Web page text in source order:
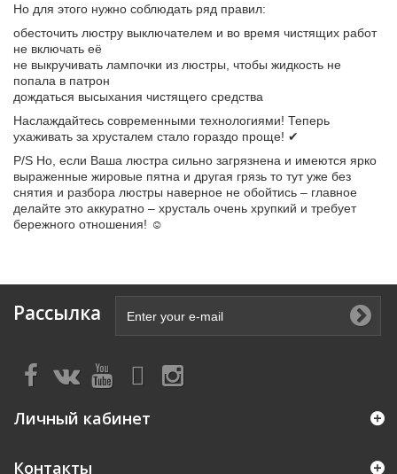
Но для этого нужно соблюдать ряд правил:
обесточить люстру выключателем и во время чистящих работ
не включать её
не выкручивать лампочки из люстры, чтобы жидкость не
попала в патрон
дождаться высыхания чистящего средства
Наслаждайтесь современными технологиями! Теперь
ухаживать за хрусталем стало гораздо проще! ✔
P/S Но, если Ваша люстра сильно загрязнена и имеются ярко
выраженные жировые пятна и другая грязь то тут уже без
снятия и разбора люстры наверное не обойтись – главное
делайте это аккуратно – хрусталь очень хрупкий и требует
бережного отношения! ☺
Рассылка
Личный кабинет
Контакты